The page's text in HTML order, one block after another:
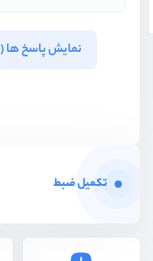
نمایش پاسخ ها (1)
تکمیل ضبط